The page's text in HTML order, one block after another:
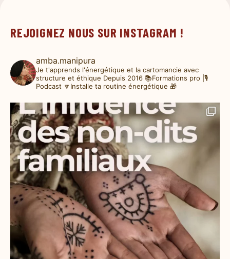
REJOIGNEZ NOUS SUR INSTAGRAM !
amba.manipura
Je t'apprends l'énergétique et la cartomancie avec
structure et éthique Depuis 2016 📚Formations pro |🎙️
Podcast 🔽Installe ta routine énergétique 🎁